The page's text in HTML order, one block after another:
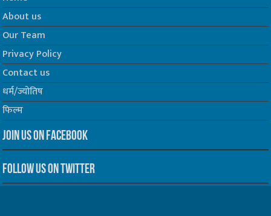
About us
Our Team
Privacy Policy
Contact us
धर्म/ज्योतिष
फिल्म
Join us on Facebook
Follow us on Twitter